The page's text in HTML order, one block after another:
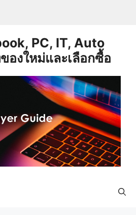
PC, IT, Auto
องใหม่และเลือกซื้อ